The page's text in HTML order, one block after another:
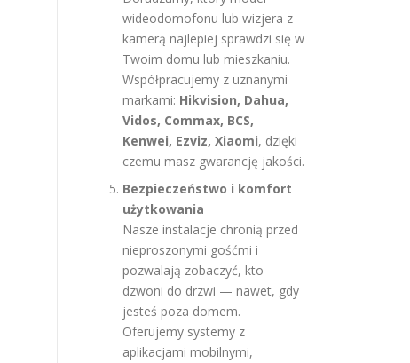
wideodomofonu lub wizjera z
kamerą najlepiej sprawdzi się w
Twoim domu lub mieszkaniu.
Współpracujemy z uznanymi
markami: Hikvision, Dahua,
Vidos, Commax, BCS,
Kenwei, Ezviz, Xiaomi, dzięki
czemu masz gwarancję jakości.
Bezpieczeństwo i komfort
użytkowania
Nasze instalacje chronią przed
nieproszonymi gośćmi i
pozwalają zobaczyć, kto
dzwoni do drzwi — nawet, gdy
jesteś poza domem.
Oferujemy systemy z
aplikacjami mobilnymi,